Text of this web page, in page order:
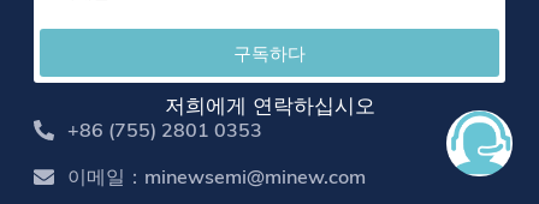
구독하다
저희에게 연락하십시오
+86 (755) 2801 0353
이메일：minewsemi@minew.com